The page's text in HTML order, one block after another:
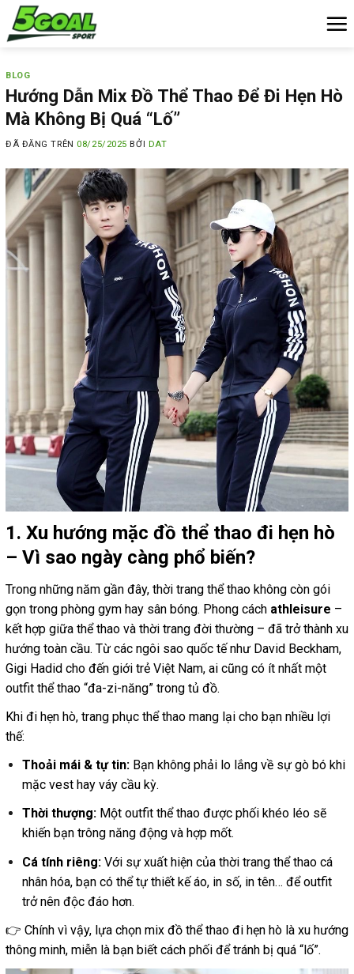
Chuyển
đến
dung
BLOG
Hướng Dẫn Mix Đồ Thể Thao Để Đi Hẹn Hò
Mà Không Bị Quá “Lố”
ĐÃ ĐĂNG TRÊN 08/25/2025 BỞI DAT
1. Xu hướng mặc đồ thể thao đi hẹn hò
– Vì sao ngày càng phổ biến?
Trong những năm gần đây, thời trang thể thao không còn gói
gọn trong phòng gym hay sân bóng. Phong cách athleisure –
kết hợp giữa thể thao và thời trang đời thường – đã trở thành xu
hướng toàn cầu. Từ các ngôi sao quốc tế như David Beckham,
Gigi Hadid cho đến giới trẻ Việt Nam, ai cũng có ít nhất một
outfit thể thao “đa-zi-năng” trong tủ đồ.
Khi đi hẹn hò, trang phục thể thao mang lại cho bạn nhiều lợi
thế:
Thoải mái & tự tin:Bạn không phải lo lắng về sự gò bó khi
mặc vest hay váy cầu kỳ.
Thời thượng:Một outfit thể thao được phối khéo léo sẽ
khiến bạn trông năng động và hợp mốt.
Cá tính riêng:Với sự xuất hiện của thời trang thể thao cá
nhân hóa, bạn có thể tự thiết kế áo, in số, in tên… để outfit
trở nên độc đáo hơn.
👉 Chính vì vậy, lựa chọn mix đồ thể thao đi hẹn hò là xu hướng
thông minh, miễn là bạn biết cách phối để tránh bị quá “lố”.